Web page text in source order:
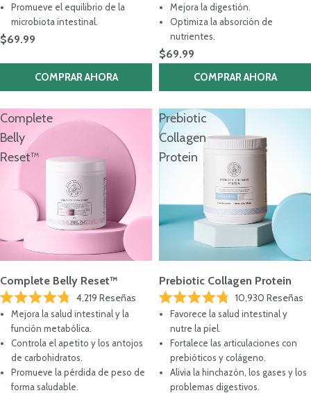
estrellas
Promueve el equilibrio de la
microbiota intestinal.
$69.99
COMPRAR AHORA
estrellas
Mejora la digestión.
Optimiza la absorción de
nutrientes.
$69.99
COMPRAR AHORA
Complete
Belly
Reset™
Complete Belly Reset™
Calificado
4.8
estrellas
4,219 Reseñas
Mejora la salud intestinal y la
función metabólica.
Controla el apetito y los antojos
de carbohidratos.
Promueve la pérdida de peso de
forma saludable.
Prebiotic
Collagen
Protein
Prebiotic Collagen Protein
Calificado
4.8
estrellas
10,930 Reseñas
Favorece la salud intestinal y
nutre la piel.
Fortalece las articulaciones con
prebióticos y colágeno.
Alivia la hinchazón, los gases y los
problemas digestivos.